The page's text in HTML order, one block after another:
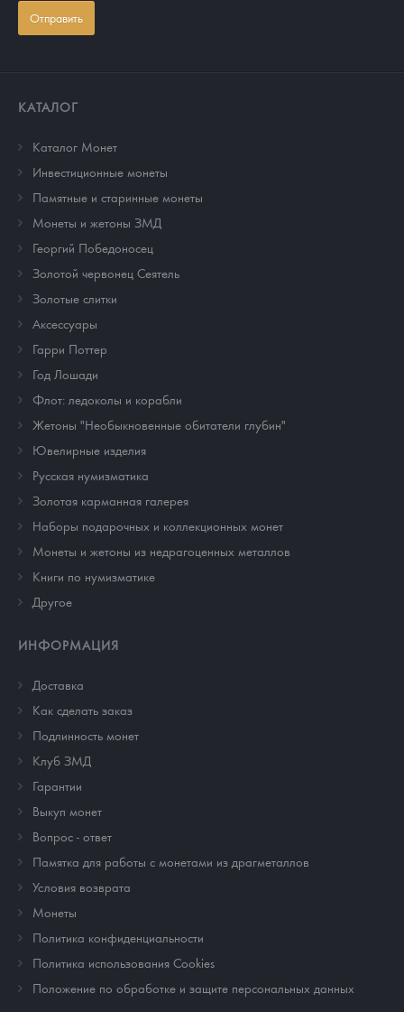
Отправить
КАТАЛОГ
Каталог Монет
Инвестиционные монеты
Памятные и старинные монеты
Монеты и жетоны ЗМД
Георгий Победоносец
Золотой червонец Сеятель
Золотые слитки
Аксессуары
Гарри Поттер
Год Лошади
Флот: ледоколы и корабли
Жетоны "Необыкновенные обитатели глубин"
Ювелирные изделия
Русская нумизматика
Золотая карманная галерея
Наборы подарочных и коллекционных монет
Монеты и жетоны из недрагоценных металлов
Книги по нумизматике
Другое
ИНФОРМАЦИЯ
Доставка
Как сделать заказ
Подлинность монет
Клуб ЗМД
Гарантии
Выкуп монет
Вопрос - ответ
Памятка для работы с монетами из драгметаллов
Условия возврата
Монеты
Политика конфиденциальности
Политика использования Cookies
Положение по обработке и защите персональных данных